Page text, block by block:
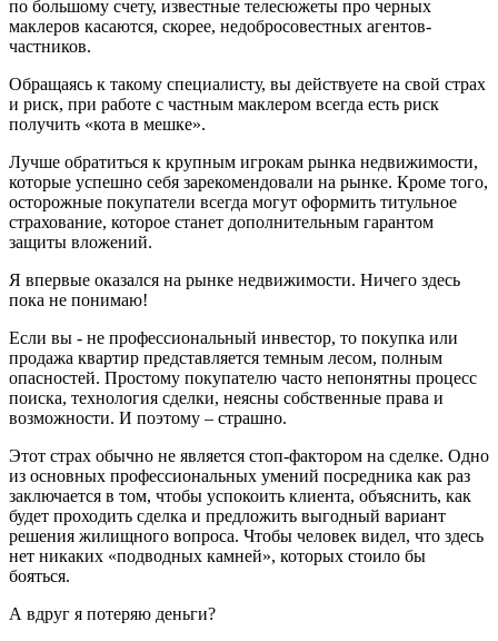
по большому счету, известные телесюжеты про черных
маклеров касаются, скорее, недобросовестных агентов-
частников.
Обращаясь к такому специалисту, вы действуете на свой страх
и риск, при работе с частным маклером всегда есть риск
получить «кота в мешке».
Лучше обратиться к крупным игрокам рынка недвижимости,
которые успешно себя зарекомендовали на рынке. Кроме того,
осторожные покупатели всегда могут оформить титульное
страхование, которое станет дополнительным гарантом
защиты вложений.
Я впервые оказался на рынке недвижимости. Ничего здесь
пока не понимаю!
Если вы - не профессиональный инвестор, то покупка или
продажа квартир представляется темным лесом, полным
опасностей. Простому покупателю часто непонятны процесс
поиска, технология сделки, неясны собственные права и
возможности. И поэтому – страшно.
Этот страх обычно не является стоп-фактором на сделке. Одно
из основных профессиональных умений посредника как раз
заключается в том, чтобы успокоить клиента, объяснить, как
будет проходить сделка и предложить выгодный вариант
решения жилищного вопроса. Чтобы человек видел, что здесь
нет никаких «подводных камней», которых стоило бы
бояться.
А вдруг я потеряю деньги?